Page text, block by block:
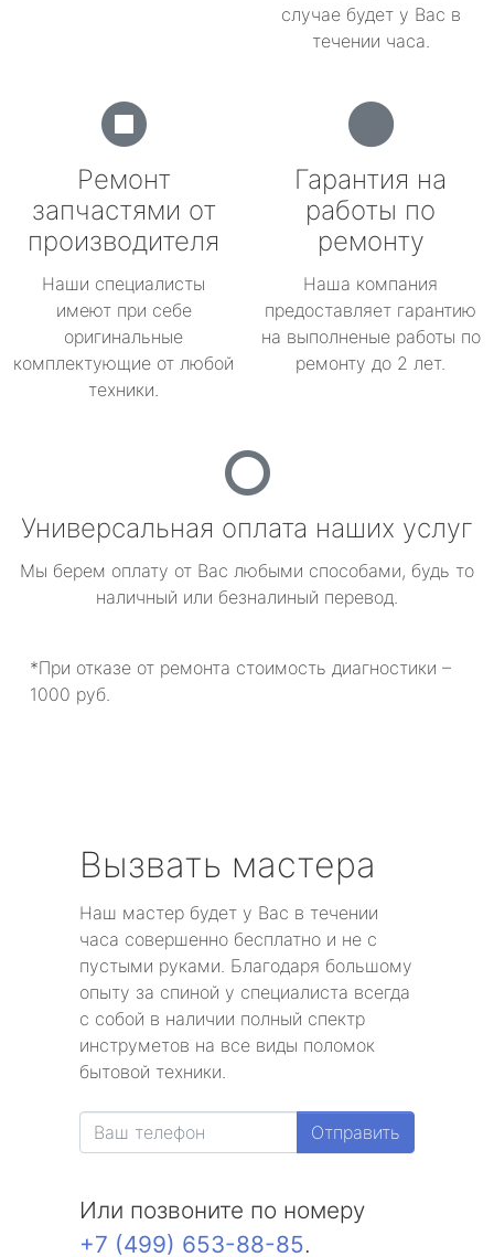
случае будет у Вас в
течении часа.
Ремонт
запчастями от
производителя
Наши специалисты
имеют при себе
оригинальные
комплектующие от любой
техники.
Гарантия на
работы по
ремонту
Наша компания
предоставляет гарантию
на выполненые работы по
ремонту до 2 лет.
Универсальная оплата наших услуг
Мы берем оплату от Вас любыми способами, будь то
наличный или безналиный перевод.
*При отказе от ремонта стоимость диагностики –
1000 руб.
Вызвать мастера
Наш мастер будет у Вас в течении
часа совершенно бесплатно и не с
пустыми руками. Благодаря большому
опыту за спиной у специалиста всегда
с собой в наличии полный спектр
инструметов на все виды поломок
бытовой техники.
Отправить
Или позвоните по номеру
+7 (499) 653-88-85.